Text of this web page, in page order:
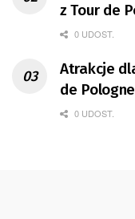
z Tour de
0 UDOST.
Atrakcje
de Pologne
0 UDOST.